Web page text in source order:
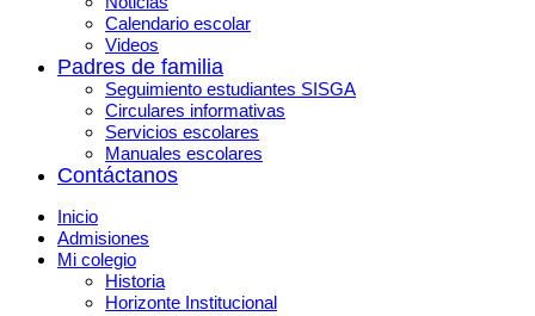
Calendario escolar
Videos
Padres de familia
Seguimiento estudiantes SISGA
Circulares informativas
Servicios escolares
Manuales escolares
Contáctanos
Inicio
Admisiones
Mi colegio
Historia
Horizonte Institucional